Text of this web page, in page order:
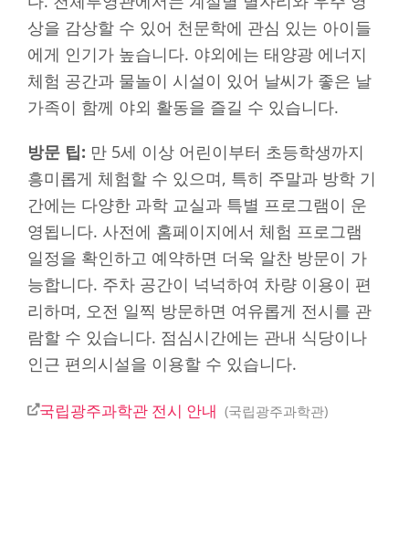
상을 감상할 수 있어 천문학에 관심 있는 아이들
에게 인기가 높습니다. 야외에는 태양광 에너지
체험 공간과 물놀이 시설이 있어 날씨가 좋은 날
가족이 함께 야외 활동을 즐길 수 있습니다.
방문 팁: 만 5세 이상 어린이부터 초등학생까지
흥미롭게 체험할 수 있으며, 특히 주말과 방학 기
간에는 다양한 과학 교실과 특별 프로그램이 운
영됩니다. 사전에 홈페이지에서 체험 프로그램
일정을 확인하고 예약하면 더욱 알찬 방문이 가
능합니다. 주차 공간이 넉넉하여 차량 이용이 편
리하며, 오전 일찍 방문하면 여유롭게 전시를 관
람할 수 있습니다. 점심시간에는 관내 식당이나
인근 편의시설을 이용할 수 있습니다.
국립광주과학관 전시 안내 국립광주과학관